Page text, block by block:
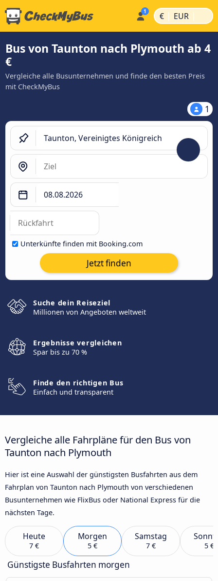
€ | EUR |
Bus von Taunton nach Plymouth ab 4
€
Vergleiche alle Busunternehmen und finde den besten Preis
mit CheckMyBus
1
Unterkünfte finden mit Booking.com
Jetzt finden
Suche dein Reiseziel
Millionen von Angeboten weltweit
Ergebnisse vergleichen
Spar bis zu 70 %
Finde den richtigen Bus
Einfach und transparent
Vergleiche alle Fahrpläne für den Bus von
Taunton nach Plymouth
Hier ist eine Auswahl der günstigsten Busfahrten aus dem
Fahrplan von Taunton nach Plymouth von verschiedenen
Busunternehmen wie FlixBus oder National Express für die
nächsten Tage.
Heute
7 €
Morgen
5 €
Samstag
7 € 5 €
Günstigste Busfahrten morgen